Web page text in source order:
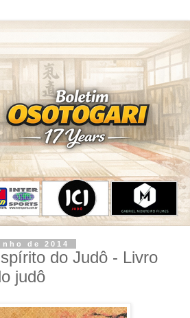
de 2014
do Judô - Livro
judô